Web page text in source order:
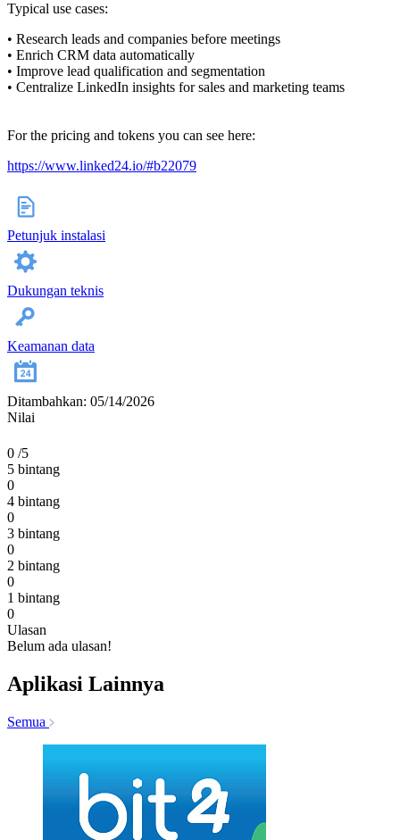
Typical use cases:
• Research leads and companies before meetings
• Enrich CRM data automatically
• Improve lead qualification and segmentation
• Centralize LinkedIn insights for sales and marketing teams
For the pricing and tokens you can see here:
https://www.linked24.io/#b22079
Petunjuk instalasi
Dukungan teknis
Keamanan data
Ditambahkan: 05/14/2026
Nilai
0 /5
5 bintang
0
4 bintang
0
3 bintang
0
2 bintang
0
1 bintang
0
Ulasan
Belum ada ulasan!
Aplikasi Lainnya
Semua